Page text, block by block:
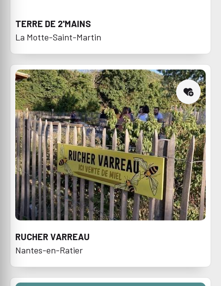
TERRE DE 2'MAINS
La Motte-Saint-Martin
RUCHER VARREAU
Nantes-en-Ratier